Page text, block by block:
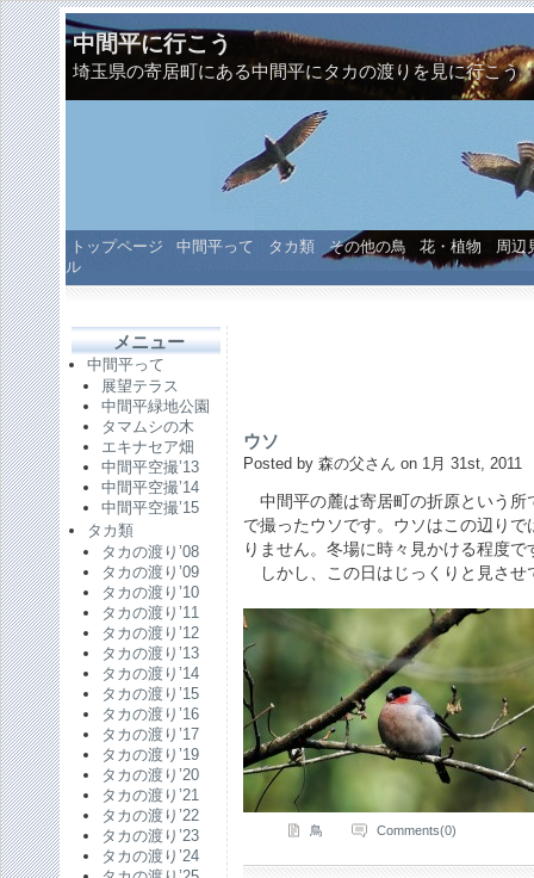
中間平に行こう
埼玉県の寄居町にある中間平にタカの渡りを見に行こう
トップページ 中間平って タカ類 その他の鳥 花・植物
周辺
ル
メニュー
中間平って
展望テラス
中間平緑地公園
タマムシの木
エキナセア畑
中間平空撮’13
中間平空撮’14
中間平空撮’15
タカ類
タカの渡り’08
タカの渡り’09
タカの渡り’10
タカの渡り’11
タカの渡り’12
タカの渡り’13
タカの渡り’14
タカの渡り’15
タカの渡り’16
タカの渡り’17
タカの渡り’19
タカの渡り’20
タカの渡り’21
タカの渡り’22
タカの渡り’23
タカの渡り’24
ウソ
Posted by 森の父さん on 1月 31st, 2011
中間平の麓は寄居町の折原という所
で撮ったウソです。ウソはこの辺り
りません。冬場に時々見かける程度で
しかし、この日はじっくりと見させ
鳥 Comments(0)